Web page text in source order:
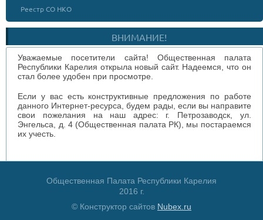
Реестр СО НКО
ВНИМАНИЕ!
Уважаемые посетители сайта! Общественная палата
Республики Карелия открыла новый сайт. Надеемся, что он
стал более удобен при просмотре.
Если у вас есть конструктивные предложения по работе
данного Интернет-ресурса, будем рады, если вы направите
свои пожелания на наш адрес: г. Петрозаводск, ул.
Энгельса, д. 4 (Общественная палата РК), мы постараемся
их учесть.
Общественная Палата Республики Карелия
2016 г.
© Конструктор сайтов Nubex.ru